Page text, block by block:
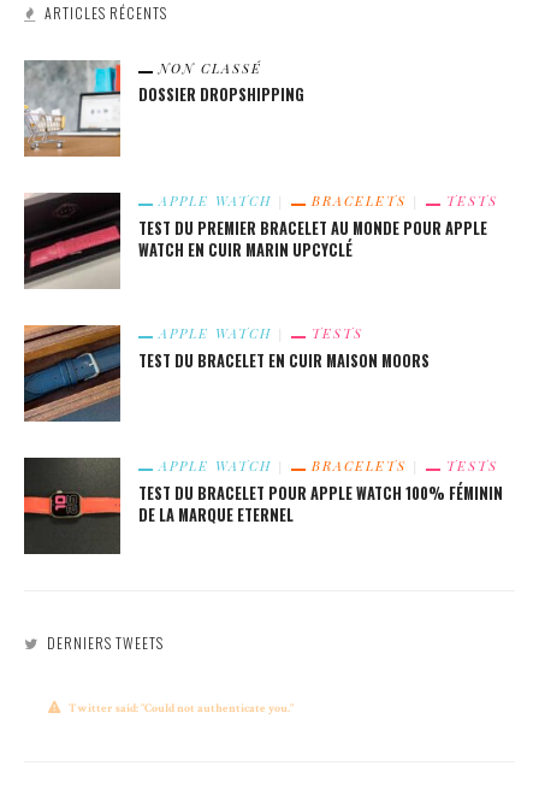
ARTICLES RÉCENTS
NON CLASSÉ
DOSSIER DROPSHIPPING
APPLE WATCH BRACELETS TESTS
TEST DU PREMIER BRACELET AU MONDE POUR APPLE
WATCH EN CUIR MARIN UPCYCLÉ
APPLE WATCH TESTS
TEST DU BRACELET EN CUIR MAISON MOORS
APPLE WATCH BRACELETS TESTS
TEST DU BRACELET POUR APPLE WATCH 100% FÉMININ
DE LA MARQUE ETERNEL
DERNIERS TWEETS
Twitter said: "Could not authenticate you."